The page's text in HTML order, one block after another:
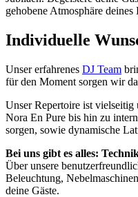
gehobene Atmosphäre deines
Individuelle
Unser erfahrenes DJ Team
für den Moment sorgen wir
Unser Repertoire ist
Nora En Pure bis hin zu
sorgen, sowie dynamische
Bei uns gibt es alles:
Über unsere
Beleuchtung,
deine Gäste.